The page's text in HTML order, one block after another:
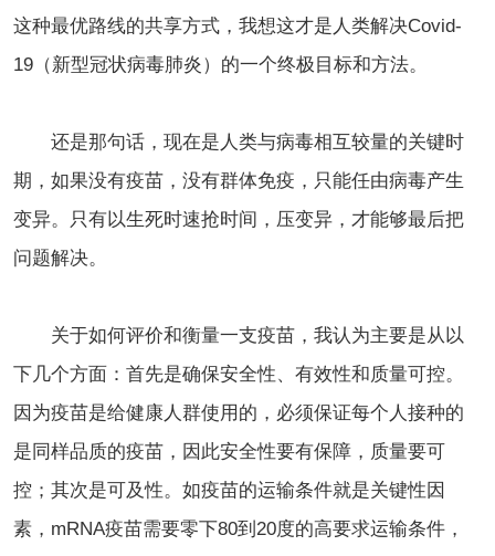
这种最优路线的共享方式，我想这才是人类解决Covid-
19（新型冠状病毒肺炎）的一个终极目标和方法。
还是那句话，现在是人类与病毒相互较量的关键时
期，如果没有疫苗，没有群体免疫，只能任由病毒产生
变异。只有以生死时速抢时间，压变异，才能够最后把
问题解决。
关于如何评价和衡量一支疫苗，我认为主要是从以
下几个方面：首先是确保安全性、有效性和质量可控。
因为疫苗是给健康人群使用的，必须保证每个人接种的
是同样品质的疫苗，因此安全性要有保障，质量要可
控；其次是可及性。如疫苗的运输条件就是关键性因
素，mRNA疫苗需要零下80到20度的高要求运输条件，